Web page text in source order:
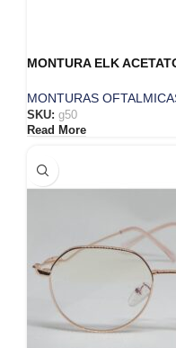
MONTURA ELK
MONTURAS
SKU: g50
Read More